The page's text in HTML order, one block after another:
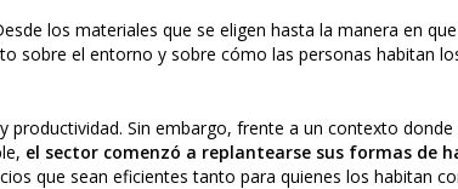
los materiales que se eligen hasta la manera en
sobre el entorno y sobre cómo las personas habitan
Sin embargo, frente a un contexto donde
el sector comenzó a replantearse sus formas de
que sean eficientes tanto para quienes los habitan